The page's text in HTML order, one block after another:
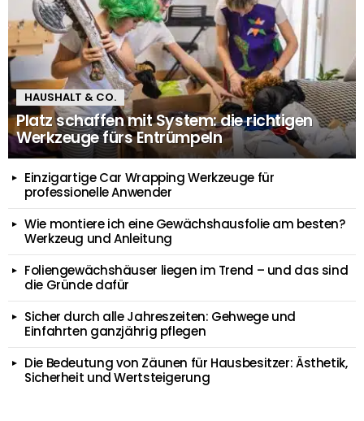
HAUSHALT & CO.
Platz schaffen mit System: die richtigen
Werkzeuge fürs Entrümpeln
Einzigartige Car Wrapping Werkzeuge für
professionelle Anwender
Wie montiere ich eine Gewächshausfolie am besten?
Werkzeug und Anleitung
Foliengewächshäuser liegen im Trend – und das sind
die Gründe dafür
Sicher durch alle Jahreszeiten: Gehwege und
Einfahrten ganzjährig pflegen
Die Bedeutung von Zäunen für Hausbesitzer: Ästhetik,
Sicherheit und Wertsteigerung